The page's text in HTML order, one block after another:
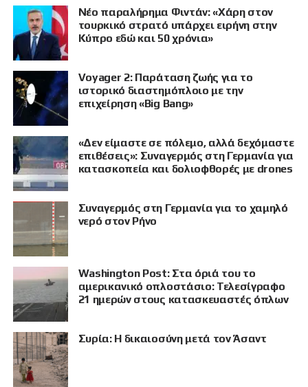
Νέο παραλήρημα Φιντάν: «Χάρη στον
τουρκικό στρατό υπάρχει ειρήνη στην
Κύπρο εδώ και 50 χρόνια»
Voyager 2: Παράταση ζωής για το
ιστορικό διαστημόπλοιο με την
επιχείρηση «Big Bang»
«Δεν είμαστε σε πόλεμο, αλλά δεχόμαστε
επιθέσεις»: Συναγερμός στη Γερμανία για
κατασκοπεία και δολιοφθορές με drones
Συναγερμός στη Γερμανία για το χαμηλό
νερό στον Ρήνο
Washington Post: Στα όριά του το
αμερικανικό οπλοστάσιο: Τελεσίγραφο
21 ημερών στους κατασκευαστές όπλων
Συρία: Η δικαιοσύνη μετά τον Άσαντ